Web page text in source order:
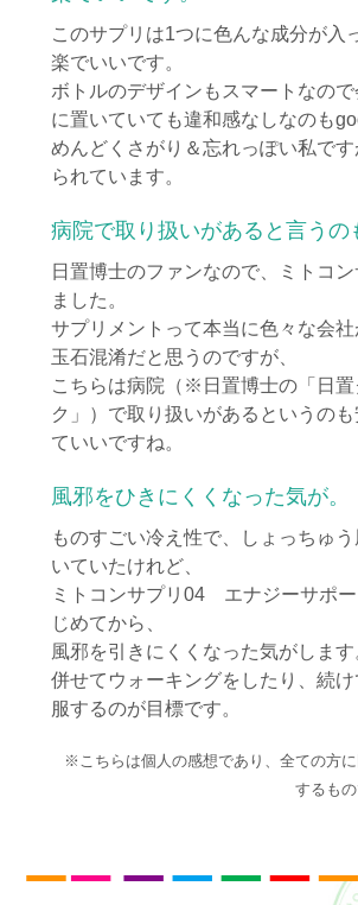
このサプリは1つに色んな成分が入
楽でいいです。
ボトルのデザインもスマートなので
に置いていても違和感なしなのも
めんどくさがり＆忘れっぽい私で
られています。
病院で取り扱いがあると言うの
日置博士のファンなので、ミトコ
ました。
サプリメントって本当に色々な会
玉石混淆だと思うのですが、
こちらは病院（※日置博士の「日置
ク」）で取り扱いがあるというの
ていいですね。
風邪をひきにくくなった気が。
ものすごい冷え性で、しょっちゅう
いていたけれど、
ミトコンサプリ04 エナジーサポ
じめてから、
風邪を引きにくくなった気がします
併せてウォーキングをしたり、続
服するのが目標です。
※こちらは個人の感想であり、全ての方
するも